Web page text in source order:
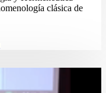
clásica de